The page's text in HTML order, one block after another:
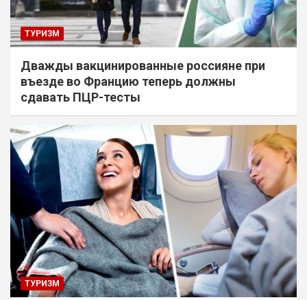
ТУРИЗМ
Дважды вакцинированные россияне при
въезде во Францию теперь должны
сдавать ПЦР-тесты
ТУРИЗМ